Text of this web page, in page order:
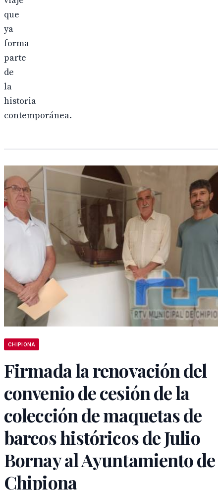
que
ya
forma
parte
de
la
historia
contemporánea.
CHIPIONA
Firmada la renovación del
convenio de cesión de la
colección de maquetas de
barcos históricos de Julio
Bornay al Ayuntamiento de
Chipiona